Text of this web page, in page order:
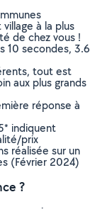
à la plus
de chez vous !
10 secondes, 3.6
tout est
aux plus grands
réponse à
indiquent
prix
réalisée sur un
(Février 2024)
?